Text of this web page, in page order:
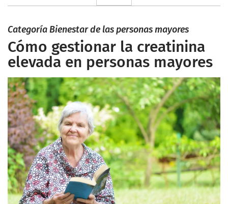
Categoría Bienestar de las personas mayores
Cómo gestionar la creatinina
elevada en personas mayores